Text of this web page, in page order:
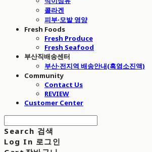
콜라겐
피부·모발 영양
Fresh Foods
Fresh Produce
Fresh Seafood
부산직배송센터
부산·전지역 배송안내(흑염소진액)
Community
Contact Us
REVIEW
Customer Center
Search 검색
Log In 로그인